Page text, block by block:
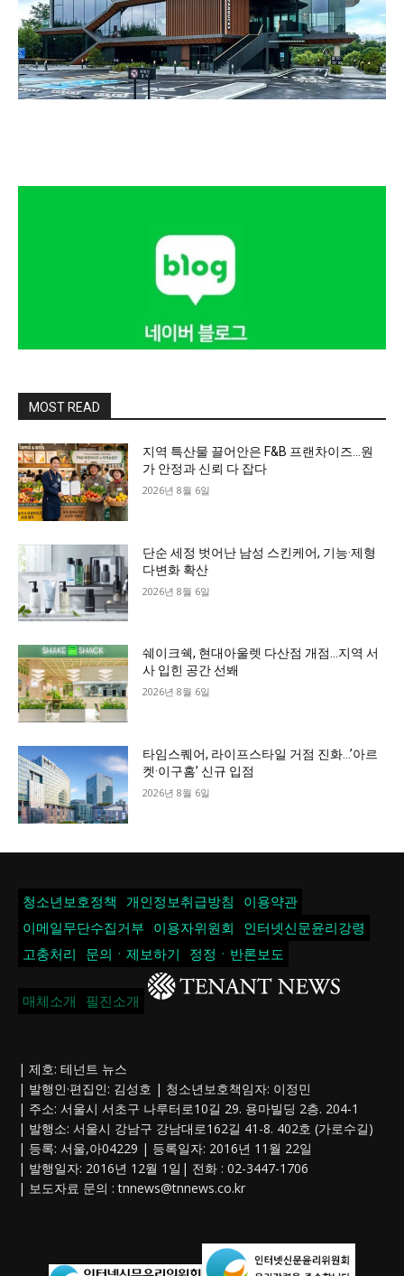
MOST READ
지역 특산물 끌어안은 F&B 프랜차이즈…원
가 안정과 신뢰 다 잡다
2026년 8월 6일
단순 세정 벗어난 남성 스킨케어, 기능·제형
다변화 확산
2026년 8월 6일
쉐이크쉑, 현대아울렛 다산점 개점…지역 서
사 입힌 공간 선봬
2026년 8월 6일
타임스퀘어, 라이프스타일 거점 진화…’아르
켓·이구홈’ 신규 입점
2026년 8월 6일
청소년보호정책 개인정보취급방침
이용약관
이메일무단수집거부
이용자위원회
인터넷신문윤리강령
고충처리
문의ㆍ제보하기 정정ㆍ반론보도
매체소개 필진소개
| 제호: 테넌트 뉴스
| 발행인·편집인: 김성호 | 청소년보호책임자: 이정민
| 주소: 서울시 서초구 나루터로10길 29. 용마빌딩 2층. 204-1
| 발행소: 서울시 강남구 강남대로162길 41-8. 402호 (가로수길)
| 등록: 서울,아04229 | 등록일자: 2016년 11월 22일
| 발행일자: 2016년 12월 1일| 전화 : 02-3447-1706
| 보도자료 문의 :tnnews@tnnews.co.kr